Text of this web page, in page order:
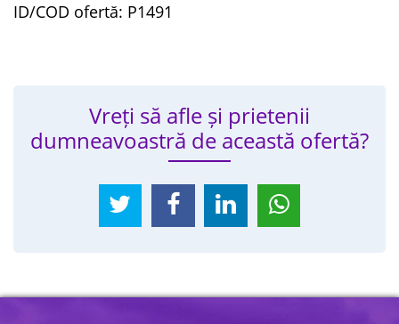
ID/COD ofertă: P1491
Vreți să afle și prietenii
dumneavoastră de această ofertă?